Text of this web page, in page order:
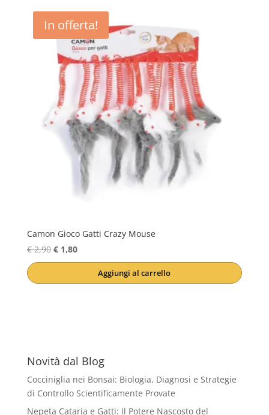
In offerta!
Camon Gioco Gatti Crazy Mouse
€2,90 Il
prezzo
€1,80Il
prezzo
attualeAggiungi al carrello
Novità dal Blog
Cocciniglia nei Bonsai: Biologia, Diagnosi e Strategie
di Controllo Scientificamente Provate
Nepeta Cataria e Gatti: Il Potere Nascosto del